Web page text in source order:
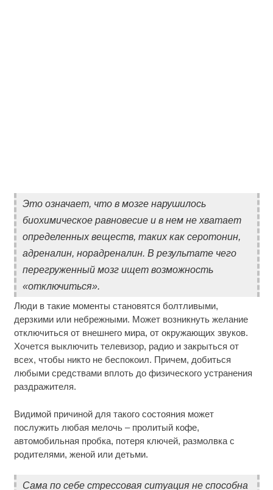
Это означает, что в мозге нарушилось
биохимическое равновесие и в нем не хватает
определенных веществ, таких как серотонин,
адреналин, норадреналин. В результате чего
перегруженный мозг ищет возможность
«отключиться».
Люди в такие моменты становятся болтливыми,
дерзкими или небрежными. Может возникнуть желание
отключиться от внешнего мира, от окружающих звуков.
Хочется выключить телевизор, радио и закрыться от
всех, чтобы никто не беспокоил. Причем, добиться
любыми средствами вплоть до физического устранения
раздражителя.
Видимой причиной для такого состояния может
послужить любая мелочь – пролитый кофе,
автомобильная пробка, потеря ключей, размолвка с
родителями, женой или детьми.
Сама по себе стрессовая ситуация не способна